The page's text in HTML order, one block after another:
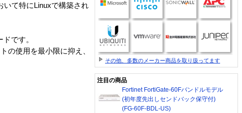
いて特にLinuxで構築され
です。
の使用を最小限に抑え、
その他、多数のメーカー商品を取り扱ってます
注目の商品
Fortinet FortiGate-60Fバンドルモデル
(初年度先出しセンドバック保守付)
(FG-60F-BDL-US)